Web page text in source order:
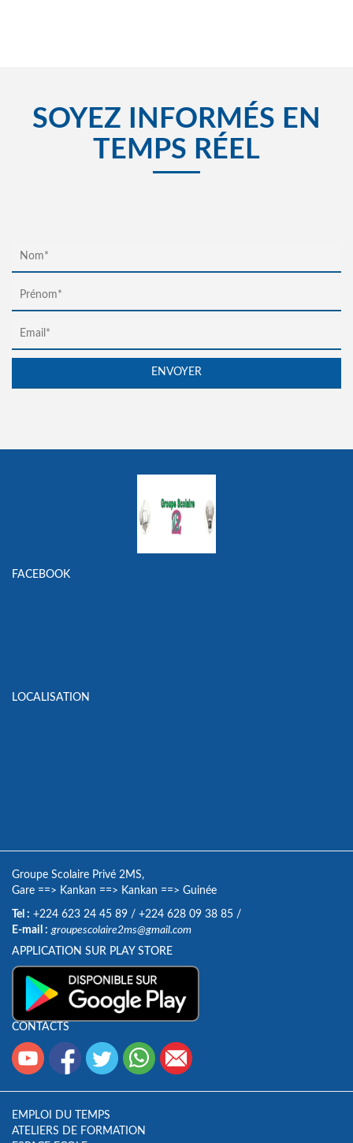
SOYEZ INFORMÉS EN
TEMPS RÉEL
FACEBOOK
LOCALISATION
Groupe Scolaire Privé 2MS,
Gare ==> Kankan ==> Kankan ==> Guinée
Tel : +224 623 24 45 89 / +224 628 09 38 85 /
E-mail : groupescolaire2ms@gmail.com
APPLICATION SUR PLAY STORE
CONTACTS
EMPLOI DU TEMPS
ATELIERS DE FORMATION